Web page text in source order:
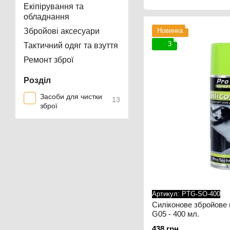
Новинка
3
Артикул: PTG-SO-400
Силіконове
G05 - 400 мл.
Екіпірування та
обладнання
Збройові аксесуари
Тактичний одяг та взуття
Ремонт зброї
Розділ
Засоби для чистки
зброї
13